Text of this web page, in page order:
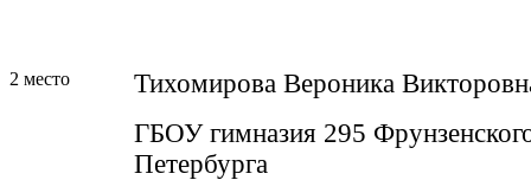
2 место
Тихомирова Вероника
ГБОУ гимназия 295
Петербурга